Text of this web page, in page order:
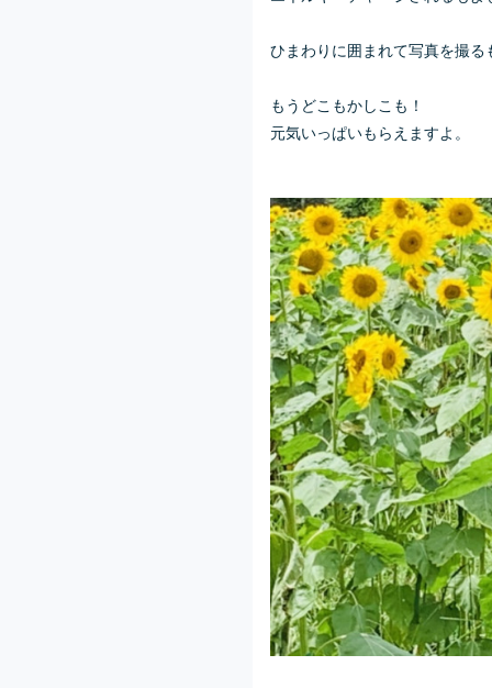
ひまわりに囲まれて写真を撮る
もうどこもかしこも！
元気いっぱいもらえますよ。